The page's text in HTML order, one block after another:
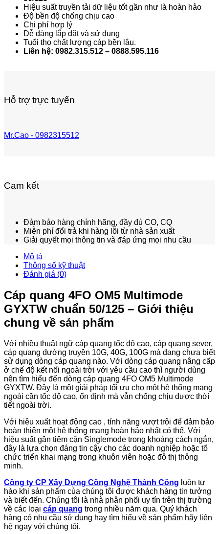
Hiệu suất truyền tải dữ liệu tốt gần như là hoàn hảo
Độ bền độ chống chịu cao
Chi phí hợp lý
Dễ dàng lắp đặt và sử dụng
Tuổi thọ chất lượng cáp bền lâu.
Liên hệ: 0982.315.512 – 0888.595.116
Hỗ trợ trực tuyến
Mr.Cao - 0982315512
Cam kết
Đảm bảo hàng chính hãng, đầy đủ CO, CQ
Miễn phí đổi trả khi hàng lỗi từ nhà sản xuất
Giải quyết mọi thông tin và đáp ứng mọi nhu cầu
Mô tả
Thông số kỹ thuật
Đánh giá (0)
Cáp quang 4FO OM5 Multimode
GYXTW chuẩn 50/125 – Giới thiệu
chung về sản phẩm
Với nhiều thuật ngữ cáp quang tốc độ cao, cáp quang sever,
cáp quang đường truyền 10G, 40G, 100G mà đang chưa biết
sử dụng dòng cáp quang nào. Với dòng cáp quang nâng cấp
ở chế độ kết nối ngoài trời với yêu cầu cao thì người dùng
nên tìm hiểu đến dòng cáp quang 4FO OM5 Multimode
GYXTW. Đây là một giải pháp tối ưu cho một hệ thống mạng
ngoài cần tốc độ cao, ổn định mà vẫn chống chịu được thời
tiết ngoài trời.
Với hiệu xuất hoạt động cao , tính năng vượt trội để đảm bảo
hoàn thiện một hệ thống mạng hoàn hảo nhất có thể. Với
hiệu suất gần tiệm cận Singlemode trong khoảng cách ngắn,
đây là lựa chọn đáng tin cậy cho các doanh nghiệp hoặc tổ
chức triển khai mạng trong khuôn viên hoặc đô thị thông
minh.
Công ty CP Xây Dựng Công Nghệ Thành Công luôn tự
hào khi sản phẩm của chúng tôi được khách hàng tin tưởng
và biết đến. Chúng tôi là nhà phân phối uy tín trên thị trường
về các loại cáp quang trong nhiều năm qua. Quý khách
hàng có nhu cầu sử dụng hay tìm hiểu về sản phẩm hãy liên
hệ ngay với chúng tôi.